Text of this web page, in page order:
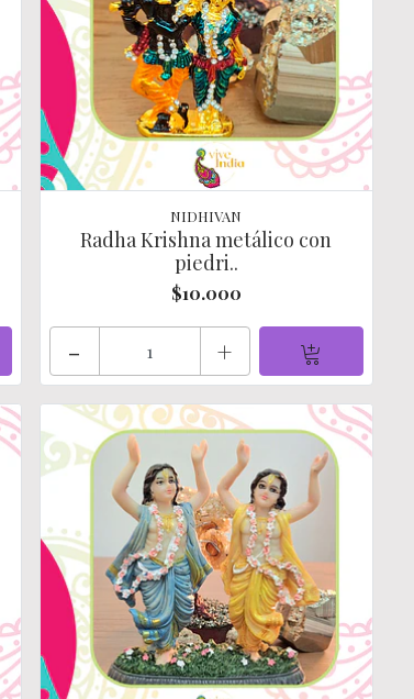
NIDHIVAN
Radha Krishna metálico con
piedri..
$10.000
- +